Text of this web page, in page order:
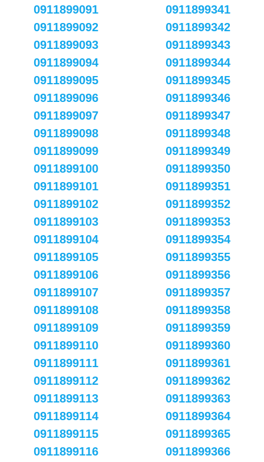
0911899091
0911899092
0911899093
0911899094
0911899095
0911899096
0911899097
0911899098
0911899099
0911899100
0911899101
0911899102
0911899103
0911899104
0911899105
0911899106
0911899107
0911899108
0911899109
0911899110
0911899111
0911899112
0911899113
0911899114
0911899115
0911899116
0911899341
0911899342
0911899343
0911899344
0911899345
0911899346
0911899347
0911899348
0911899349
0911899350
0911899351
0911899352
0911899353
0911899354
0911899355
0911899356
0911899357
0911899358
0911899359
0911899360
0911899361
0911899362
0911899363
0911899364
0911899365
0911899366